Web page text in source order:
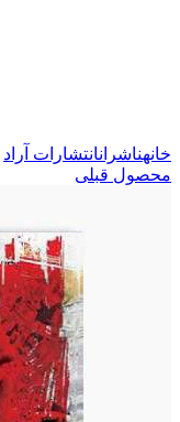
خانهناشرانانتشارات آراد
محصول قبلی